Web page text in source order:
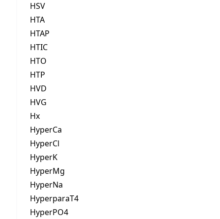
HSV
HTA
HTAP
HTIC
HTO
HTP
HVD
HVG
Hx
HyperCa
HyperCl
HyperK
HyperMg
HyperNa
HyperparaT4
HyperPO4